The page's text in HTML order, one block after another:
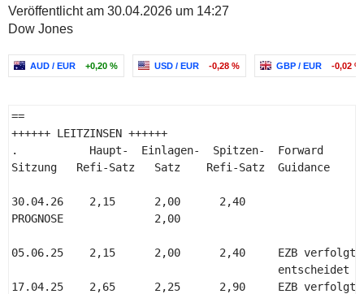
Veröffentlicht am 30.04.2026 um 14:27
Dow Jones
AUD / EUR +0,20 % USD / EUR -0,28 % GBP / EUR -0,02 %
==
++++++ LEITZINSEN ++++++
.           Haupt-  Einlagen-  Spitzen-  Forward
Sitzung   Refi-Satz   Satz    Refi-Satz  Guidance
30.04.26    2,15      2,00      2,40
PROGNOSE              2,00
05.06.25    2,15      2,00      2,40     EZB verfolgt
entscheidet
17.04.25    2,65      2,25      2,90     EZB verfolgt